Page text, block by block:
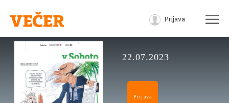
Prijava
22.07.2023
Prijava